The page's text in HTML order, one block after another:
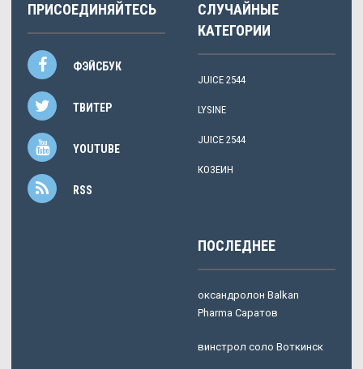
ПРИСОЕДИНЯЙТЕСЬ
ФЭЙСБУК
ТВИТЕР
YOUTUBE
RSS
СЛУЧАЙНЫЕ
КАТЕГОРИИ
JUICE 2544
LYSINE
JUICE 2544
КОЗЕИН
ПОСЛЕДНЕЕ
оксандролон Balkan
Pharma Саратов
винстрол соло Воткинск